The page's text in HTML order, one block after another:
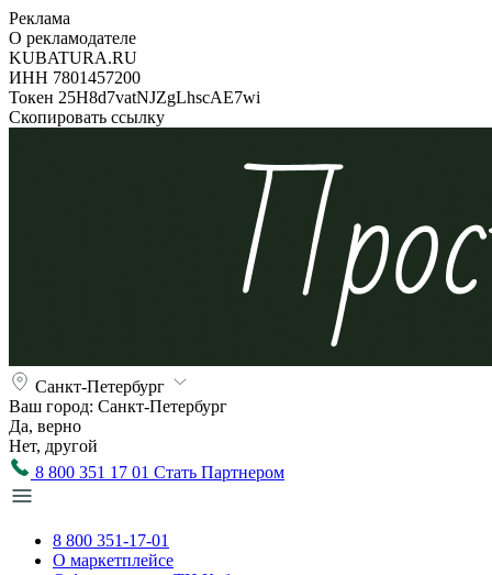
Реклама
О рекламодателе
KUBATURA.RU
ИНН 7801457200
Токен 25H8d7vatNJZgLhscAE7wi
Скопировать ссылку
Санкт-Петербург
Ваш город: Санкт-Петербург
Да, верно
Нет, другой
8 800 351 17 01 Стать Партнером
8 800 351-17-01
О маркетплейсе